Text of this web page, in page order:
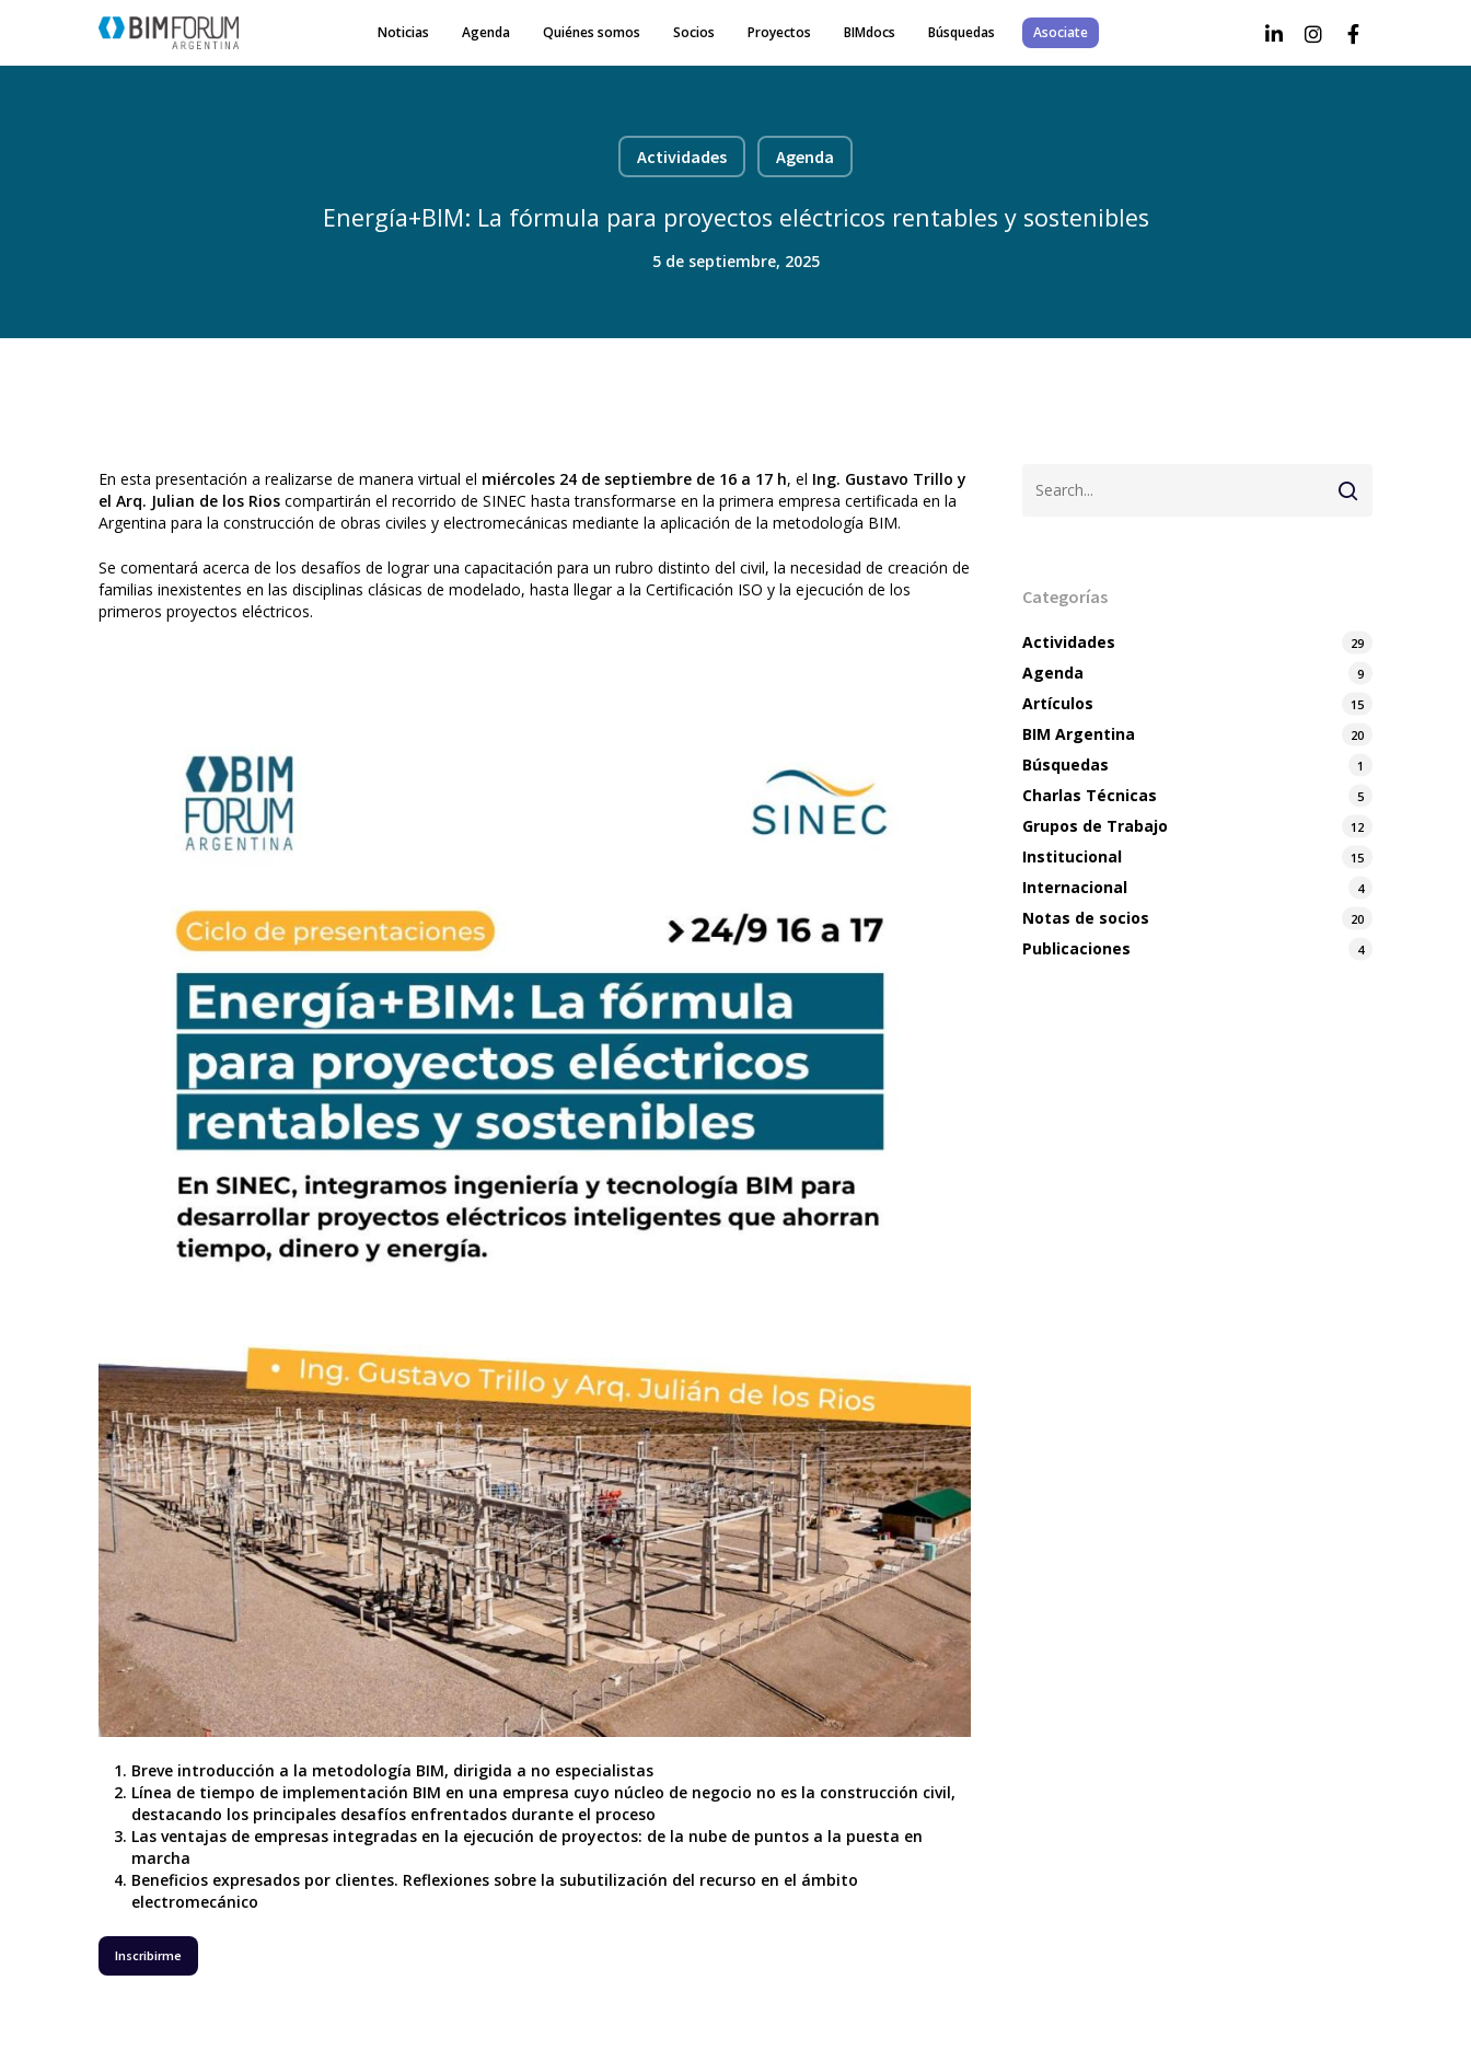
Noticias Agenda Quiénes somos Socios Proyectos BIMdocs Búsquedas Asociate
Actividades Agenda
Energía+BIM: La fórmula para proyectos eléctricos rentables y sostenibles
5 de septiembre, 2025
En esta presentación a realizarse de manera virtual el miércoles 24 de septiembre de 16 a 17 h, el Ing. Gustavo Trillo y
el Arq. Julian de los Rioscompartirán el recorrido de SINEC hasta transformarse en la primera empresa certificada en la
Argentina para la construcción de obras civiles y electromecánicas mediante la aplicación de la metodología BIM.
Se comentará acerca de los desafíos de lograr una capacitación para un rubro distinto del civil, la necesidad de creación de
familias inexistentes en las disciplinas clásicas de modelado, hasta llegar a la Certificación ISO y la ejecución de los
primeros proyectos eléctricos.
Breve introducción a la metodología BIM, dirigida a no especialistas
Línea de tiempo de implementación BIM en una empresa cuyo núcleo de negocio no es la construcción civil,
destacando los principales desafíos enfrentados durante el proceso
Las ventajas de empresas integradas en la ejecución de proyectos: de la nube de puntos a la puesta en
marcha
Beneficios expresados por clientes. Reflexiones sobre la subutilización del recurso en el ámbito
electromecánico
Inscribirme
Categorías
Actividades 29
Agenda 9
Artículos 15
BIM Argentina 20
Búsquedas 1
Charlas Técnicas 5
Grupos de Trabajo 12
Institucional 15
Internacional 4
Notas de socios 20
Publicaciones 4